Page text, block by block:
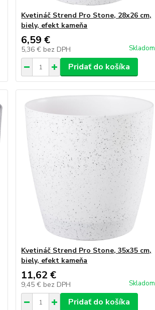
Kvetináč Strend Pro Stone, 28x26 cm,
biely, efekt kameňa
6,59 €
5,36 € bez DPH Skladom
Pridať do košíka
Kvetináč Strend Pro Stone, 35x35 cm,
biely, efekt kameňa
11,62 €
9,45 € bez DPH Skladom
Pridať do košíka